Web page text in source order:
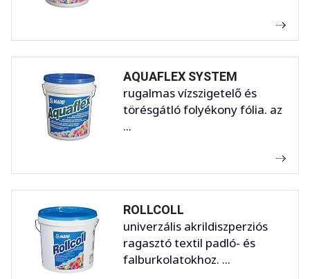
AQUAFLEX SYSTEM
rugalmas vízszigetelő és
törésgátló folyékony fólia. az
...
ROLLCOLL
univerzális akrildiszperziós
ragasztó textil padló- és
falburkolatokhoz. ...